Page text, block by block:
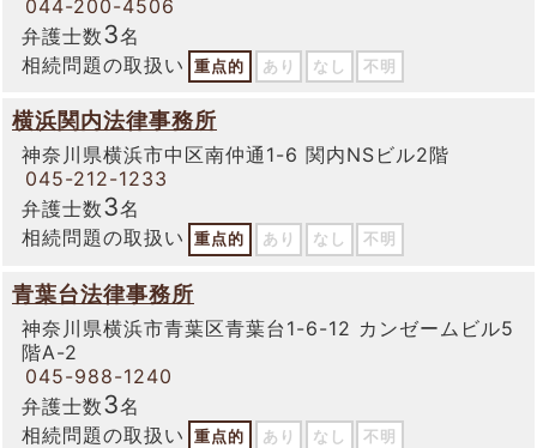
044-200-4506
弁護士数3名
相続問題の取扱い
重点的 あり なし 不明
横浜関内法律事務所
神奈川県横浜市中区南仲通1-6 関内NSビル2階
045-212-1233
弁護士数3名
相続問題の取扱い
重点的 あり なし 不明
青葉台法律事務所
神奈川県横浜市青葉区青葉台1-6-12 カンゼームビル5
階A-2
045-988-1240
弁護士数3名
相続問題の取扱い
重点的 あり なし 不明